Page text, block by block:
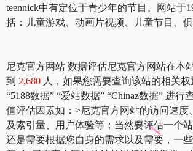
teennick中有定位于青少年的节目。网站于
括：儿童游戏、动画片视频、儿童节目、俱
尼克官方网站 数据评估尼克官方网站在本
到 2,680 人，如果您需要查询该站的相关
“5188数据” “爱站数据” “Chinaz数据” 进行
值评估因素如：>尼克官方网站的访问速度
及索引量、用户体验等；当然要评估一个
还是需要根据您自身的需求以及需要，一